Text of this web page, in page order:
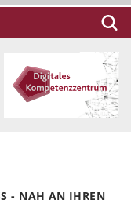
- NAH AN IHREN